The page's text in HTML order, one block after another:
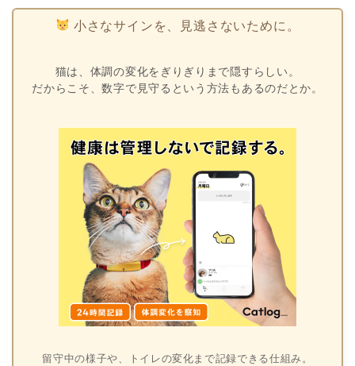
小さなサインを、見逃さないために。
猫は、体調の変化をぎりぎりまで隠すらしい。
だからこそ、数字で見守るという方法もあるのだとか。
留守中の様子や、トイレの変化まで記録できる仕組み。